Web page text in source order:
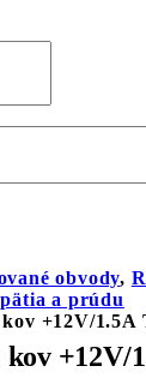
obvody,
a prúdu
+12V/1.5A
kov +12V/